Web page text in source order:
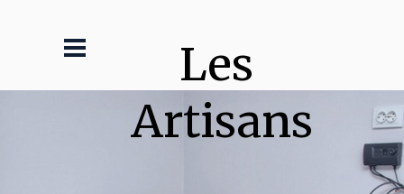
Les
Artisans